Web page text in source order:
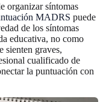
organizar síntomas
MADRS puede
de los síntomas
educativa, no como
sienten graves,
cualificado de
la puntuación con